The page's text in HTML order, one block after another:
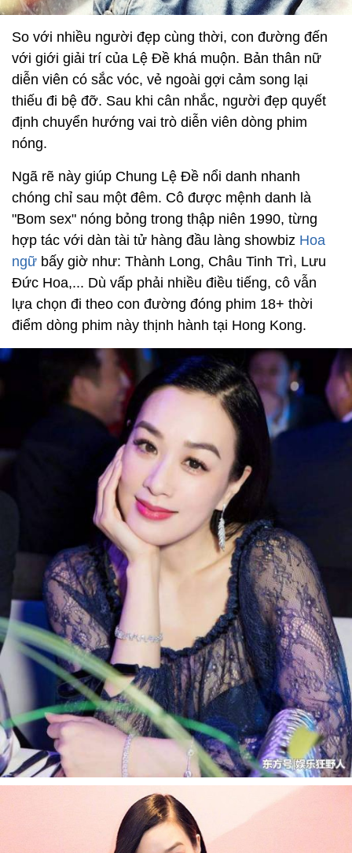
So với nhiều người đẹp cùng thời, con đường đến
với giới giải trí của Lệ Đề khá muộn. Bản thân nữ
diễn viên có sắc vóc, vẻ ngoài gợi cảm song lại
thiếu đi bệ đỡ. Sau khi cân nhắc, người đẹp quyết
định chuyển hướng vai trò diễn viên dòng phim
nóng.
Ngã rẽ này giúp Chung Lệ Đề nổi danh nhanh
chóng chỉ sau một đêm. Cô được mệnh danh là
"Bom sex" nóng bỏng trong thập niên 1990, từng
hợp tác với dàn tài tử hàng đầu làng showbiz Hoa
ngữ bấy giờ như: Thành Long, Châu Tinh Trì, Lưu
Đức Hoa,... Dù vấp phải nhiều điều tiếng, cô vẫn
lựa chọn đi theo con đường đóng phim 18+ thời
điểm dòng phim này thịnh hành tại Hong Kong.